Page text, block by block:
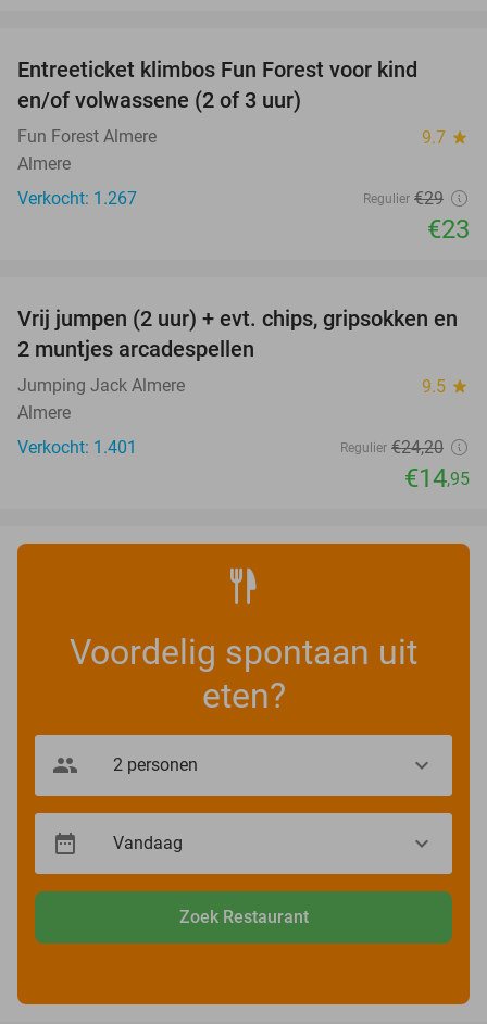
Entreeticket klimbos Fun Forest voor kind
en/of volwassene (2 of 3 uur)
Fun Forest Almere 9.7 star
Almere
Verkocht: 1.267
Regulier €29
€23
38%
Vrij jumpen (2 uur) + evt. chips, gripsokken en
2 muntjes arcadespellen
Jumping Jack Almere 9.5 star
Almere
Verkocht: 1.401
Regulier €24,20
€14,95
Voordelig spontaan uit
eten?
Zoek Restaurant